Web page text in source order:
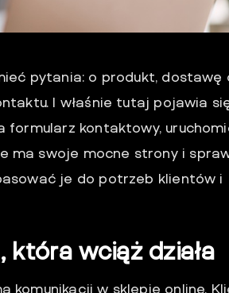
pytania: o produkt, dostawę
I właśnie tutaj pojawia
formularz kontaktowy,
ma swoje mocne strony i
je do potrzeb klientów i
wciąż działa
w sklepie online.